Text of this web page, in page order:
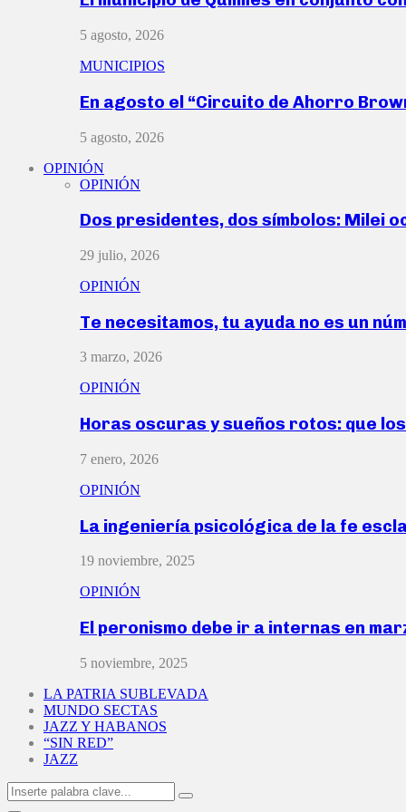
5 agosto, 2026
MUNICIPIOS
En agosto el “Circuito de Ahorro
5 agosto, 2026
OPINIÓN
OPINIÓN
Dos presidentes, dos símbolos: Milei
29 julio, 2026
OPINIÓN
Te necesitamos, tu ayuda no es un
3 marzo, 2026
OPINIÓN
Horas oscuras y sueños rotos: que
7 enero, 2026
OPINIÓN
La ingeniería psicológica de la fe
19 noviembre, 2025
OPINIÓN
El peronismo debe ir a internas en
5 noviembre, 2025
LA PATRIA SUBLEVADA
MUNDO SECTAS
JAZZ Y HABANOS
“SIN RED”
JAZZ
Search
for:
Search